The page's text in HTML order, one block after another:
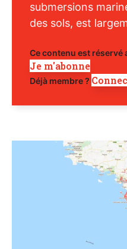
submersions
des sols, est
Ce contenu est réservé
Je m'abonne
Déjà membre ?